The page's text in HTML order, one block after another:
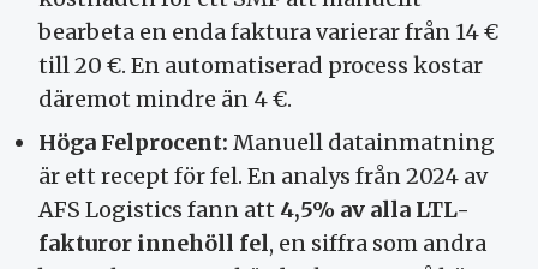
bearbeta en enda faktura varierar från 14 €
till 20 €. En automatiserad process kostar
däremot mindre än 4 €.
Höga Felprocent: Manuell datainmatning
är ett recept för fel. En analys från 2024 av
AFS Logistics fann att 4,5% av alla LTL-
fakturor innehöll fel, en siffra som andra